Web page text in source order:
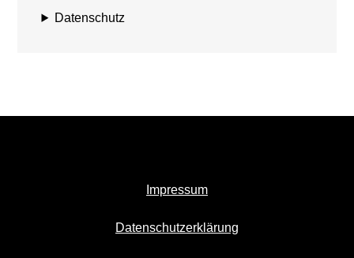
Datenschutz
Impressum
Datenschutzerklärung